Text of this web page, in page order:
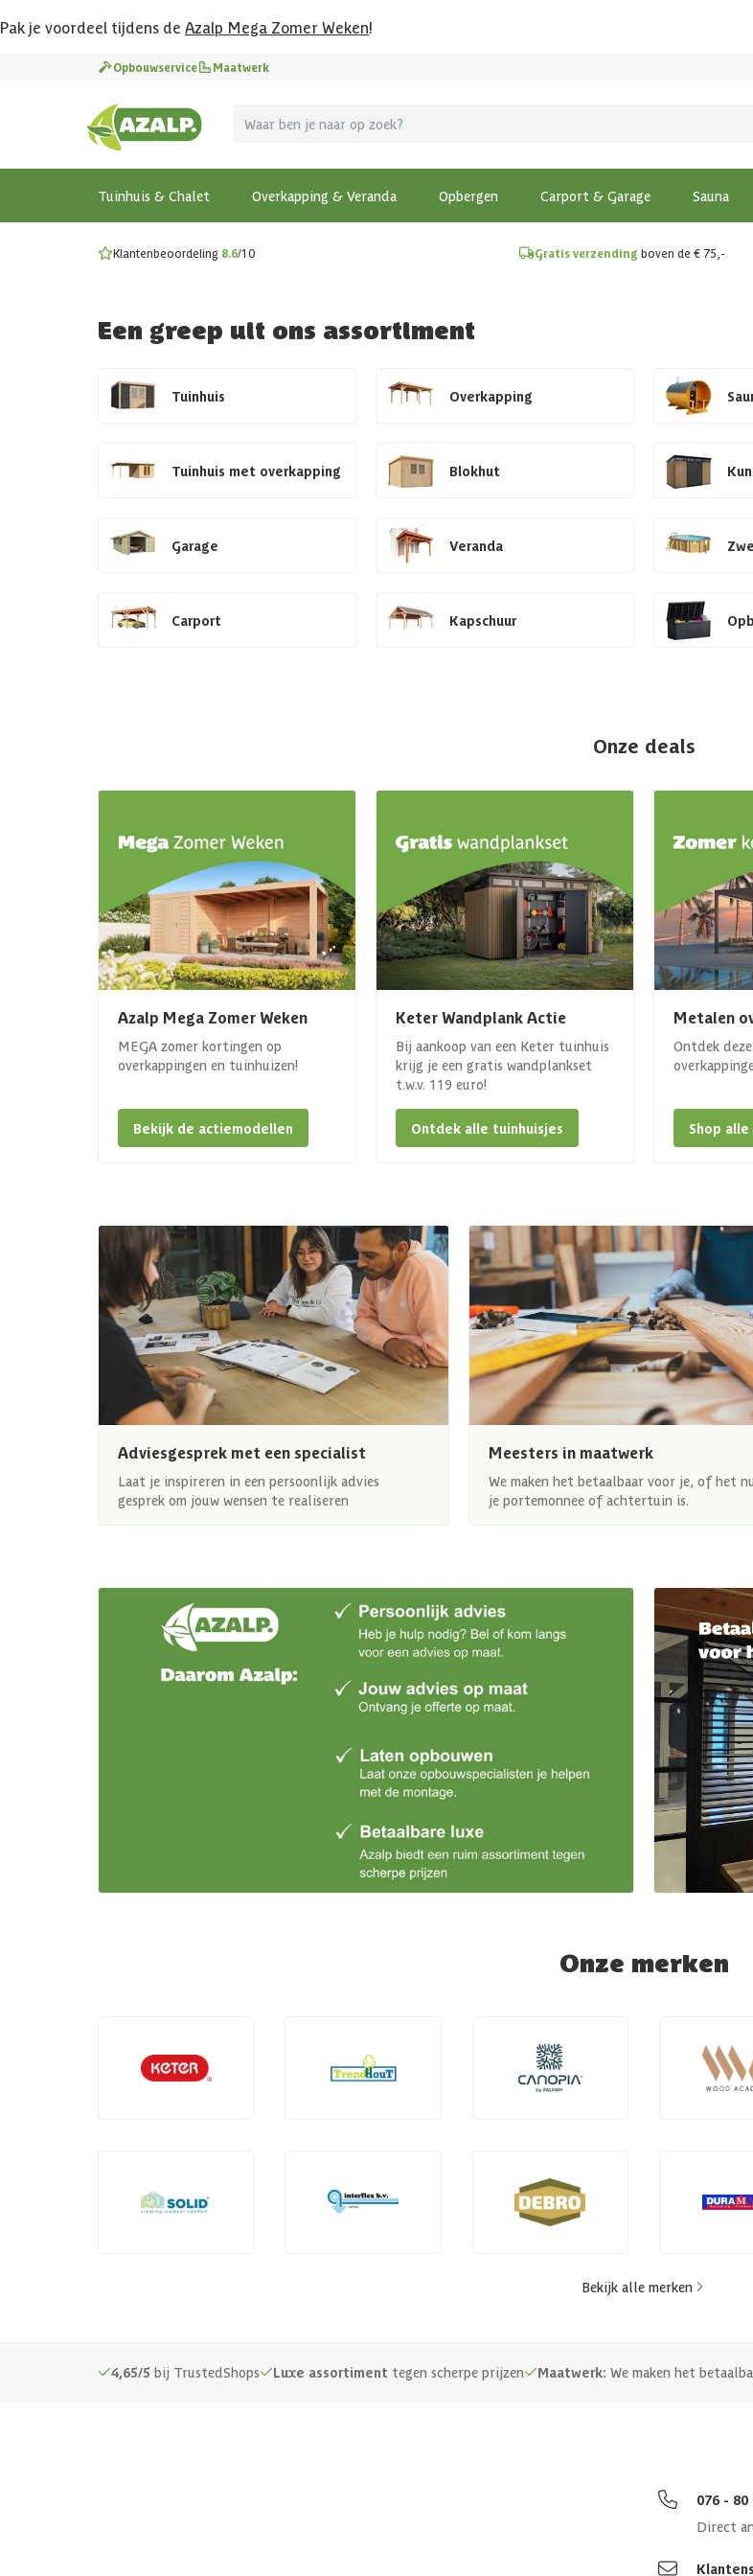
Pak je voordeel tijdens de Azalp Mega Zomer Weken!
Opbouwservice Maatwerk
Tuinhuis & Chalet Overkapping & Veranda Opbergen Carport & Garage Sauna
Vier vakantie in je tuin
MEGA zomer kortingen op overkappingen en tuinhuizen!
Bekijk de actiemodellen
Gratis wandplankset
Ontdek onze metalen overkappingen
Klantenbeoordeling 8.6/10 Gratis verzending boven de € 75,-
Een greep uit ons assortiment
Tuinhuis Overkapping
Tuinhuis met overkapping Blokhut
Garage Veranda
Carport Kapschuur
Onze deals
Azalp Mega Zomer Weken
MEGA zomer kortingen op
overkappingen en tuinhuizen!
Bekijk de actiemodellen
Keter Wandplank Actie
Bij aankoop van een Keter tuinhuis
krijg je een gratis wandplankset
t.w.v. 119 euro!
Ontdek alle tuinhuisjes
Metalen
Ontdek
Shop
Adviesgesprek met een specialist
Laat je inspireren in een persoonlijk advies
gesprek om jouw wensen te realiseren
Meesters in maatwerk
We maken het betaalbaar voor je, of het
je portemonnee of achtertuin is.
Onze merken
Bekijk alle merken
4,65/5 bij TrustedShops Luxe assortiment tegen scherpe prijzen Maatwerk: We maken het
076 - 80
Direct